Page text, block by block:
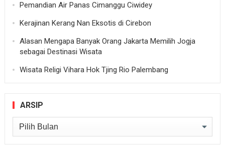
Pemandian Air Panas Cimanggu Ciwidey
Kerajinan Kerang Nan Eksotis di Cirebon
Alasan Mengapa Banyak Orang Jakarta Memilih Jogja
sebagai Destinasi Wisata
Wisata Religi Vihara Hok Tjing Rio Palembang
ARSIP
Arsip